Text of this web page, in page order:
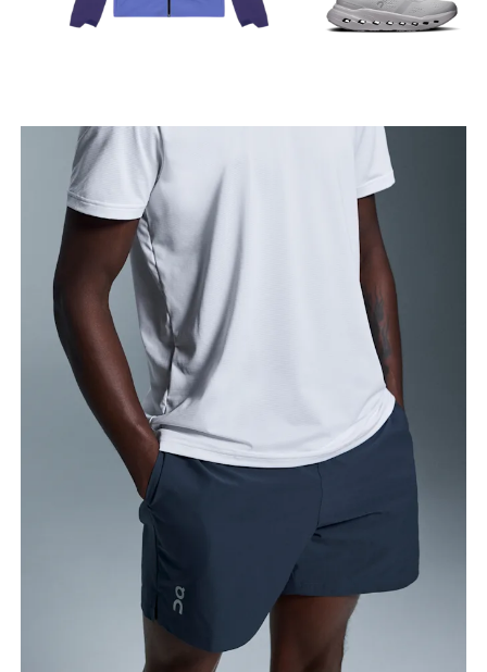
Misura il girovita nel punto più stretto (in genere
dove il corpo si piega lateralmente).
Fianchi
Misura la parte più ampia dei fianchi da un estremo
Giro coscia
Misura la parte più ampia della coscia.
Interno gamba
divaricate. Misura la parte interna della gamba, dal
cavallo fino alla caviglia.